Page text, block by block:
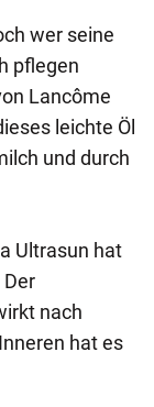
wer seine
pflegen
Lancôme
leichte Öl
und durch
Ultrasun hat
nach
hat es